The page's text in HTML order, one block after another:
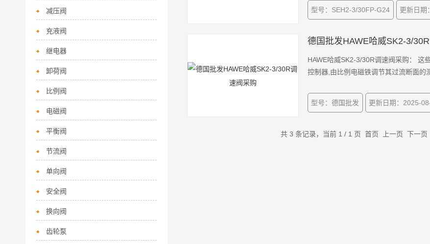
减压阀
充液阀
继电器
卸荷阀
比例阀
电磁阀
平衡阀
节流阀
单向阀
安全阀
换向阀
齿轮泵
型号：SEH2-3/30FP-G24 更新日期
德国批发HAWE哈威SK2-3/
HAWE哈威SK2-3/30R调速阀采购： 这
控制器,由比例电磁铁调节其过流断面
型号：德国批发 更新日期：2025-
共 3 条记录，当前 1 / 1 页 首页 上一页 下一